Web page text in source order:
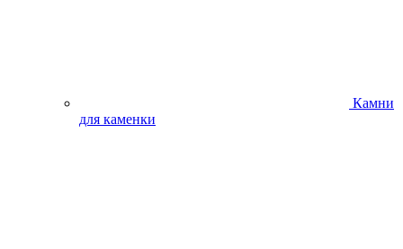
Камни
для каменки